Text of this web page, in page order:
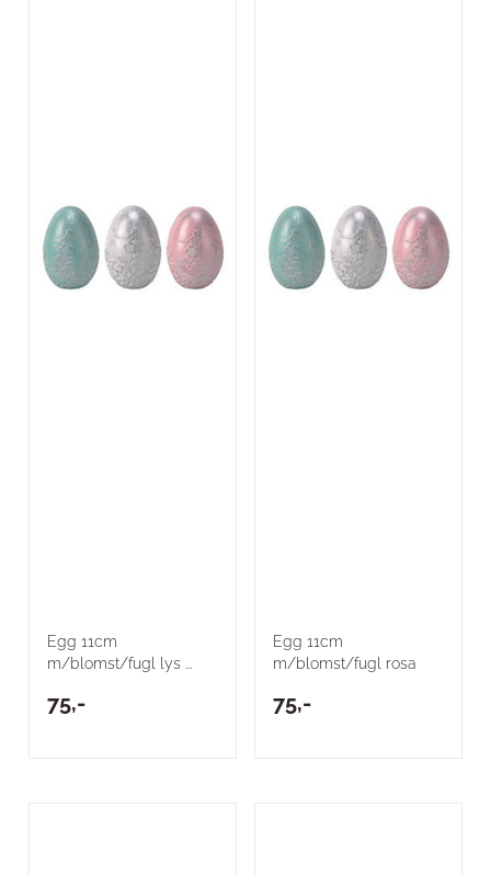
Egg 11cm
m/blomst/fugl lys ...
75,-
Egg 11cm
m/blomst/fugl rosa
75,-